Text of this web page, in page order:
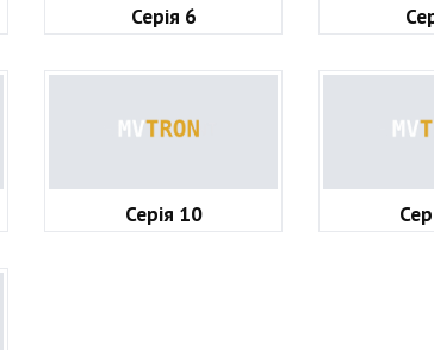
Серія 6
Серія 10